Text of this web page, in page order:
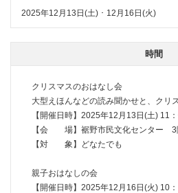
2025年12月13日(土) ･ 12月16日(火)
時間
クリスマスのおはなし会
大型えほんなどの読み聞かせと、クリ
【開催日時】2025年12月13日(土) 11
【会 場】裾野市民文化センター
【対 象】どなたでも
親子おはなしの会
【開催日時】2025年12月16日(火) 10